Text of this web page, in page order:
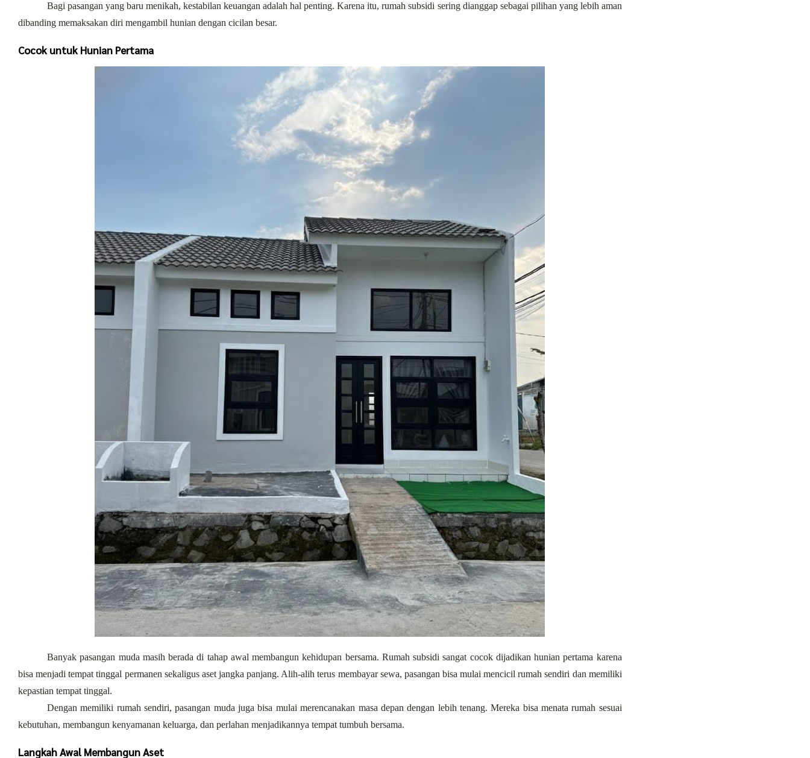
Bagi pasangan yang baru menikah, kestabilan keuangan adalah hal penting. Karena itu, rumah subsidi sering dianggap sebagai pilihan yang lebih aman
dibanding memaksakan diri mengambil hunian dengan cicilan besar.
Cocok untuk Hunian Pertama
Banyak pasangan muda masih berada di tahap awal membangun kehidupan bersama. Rumah subsidi sangat cocok dijadikan hunian pertama karena
bisa menjadi tempat tinggal permanen sekaligus aset jangka panjang. Alih-alih terus membayar sewa, pasangan bisa mulai mencicil rumah sendiri dan memiliki
kepastian tempat tinggal.
Dengan memiliki rumah sendiri, pasangan muda juga bisa mulai merencanakan masa depan dengan lebih tenang. Mereka bisa menata rumah sesuai
kebutuhan, membangun kenyamanan keluarga, dan perlahan menjadikannya tempat tumbuh bersama.
Langkah Awal Membangun Aset